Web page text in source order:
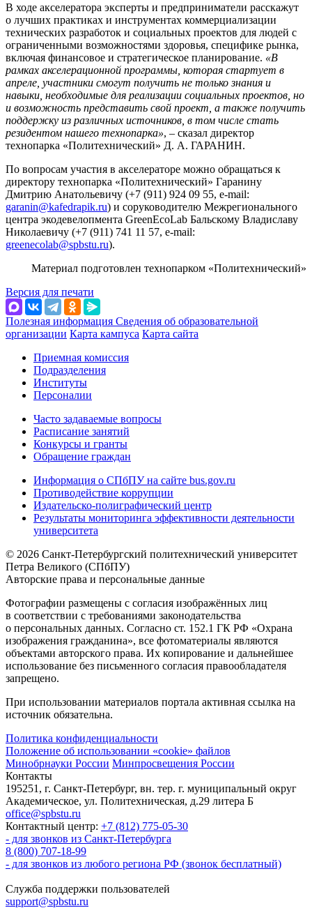
В ходе акселератора эксперты и предприниматели расскажут
о лучших практиках и инструментах коммерциализации
технических разработок и социальных проектов для людей с
ограниченными возможностями здоровья, специфике рынка,
включая финансовое и стратегическое планирование. «В
рамках акселерационной программы, которая стартует в
апреле, участники смогут получить не только знания и
навыки, необходимые для реализации социальных проектов, но
и возможность представить свой проект, а также получить
поддержку из различных источников, в том числе стать
резидентом нашего технопарка», – сказал директор
технопарка «Политехнический» Д. А. ГАРАНИН.
По вопросам участия в акселераторе можно обращаться к
директору технопарка «Политехнический» Гаранину
Дмитрию Анатольевичу (+7 (911) 924 09 55, e-mail:
garanin@kafedrapik.ru) и соруководителю Межрегионального
центра экодевелопмента GreenEcoLab Бальскому Владиславу
Николаевичу (+7 (911) 741 11 57, e-mail:
greenecolab@spbstu.ru).
Материал подготовлен технопарком «Политехнический»
Версия для печати
Полезная информация Сведения об образовательной
организации Карта кампуса Карта сайта
Приемная комиссия
Подразделения
Институты
Персоналии
Часто задаваемые вопросы
Расписание занятий
Конкурсы и гранты
Обращение граждан
Информация о СПбПУ на сайте bus.gov.ru
Противодействие коррупции
Издательско-полиграфический центр
Результаты мониторинга эффективности деятельности
университета
© 2026 Санкт-Петербургский политехнический университет
Петра Великого (СПбПУ)
Авторские права и персональные данные
Фотографии размещены с согласия изображённых лиц
в соответствии с требованиями законодательства
о персональных данных. Согласно ст. 152.1 ГК РФ «Охрана
изображения гражданина», все фотоматериалы являются
объектами авторского права. Их копирование и дальнейшее
использование без письменного согласия правообладателя
запрещено.
При использовании материалов портала активная ссылка на
источник обязательна.
Политика конфиденциальности
Положение об использовании «cookie» файлов
Минобрнауки России Минпросвещения России
Контакты
195251, г. Санкт-Петербург, вн. тер. г. муниципальный округ
Академическое, ул. Политехническая, д.29 литера Б
office@spbstu.ru
Контактный центр: +7 (812) 775-05-30
- для звонков из Санкт-Петербурга
8 (800) 707-18-99
- для звонков из любого региона РФ (звонок бесплатный)
Служба поддержки пользователей
support@spbstu.ru